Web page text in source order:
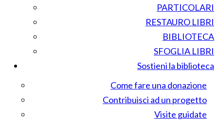
PARTICOLARI
RESTAURO LIBRI
BIBLIOTECA
SFOGLIA LIBRI
Sostieni la biblioteca
Come fare una donazione
Contribuisci ad un progetto
Visite guidate